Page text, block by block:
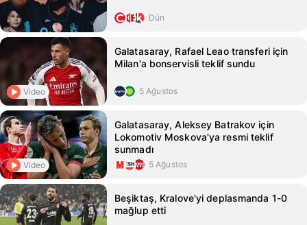
Dün
Video
Galatasaray, Rafael Leao transferi için
Milan'a bonservisli teklif sundu
5 Ağustos
Video
Galatasaray, Aleksey Batrakov için
Lokomotiv Moskova'ya resmi teklif
sunmadı
5 Ağustos
Beşiktaş, Kralove'yi deplasmanda 1-0
mağlup etti